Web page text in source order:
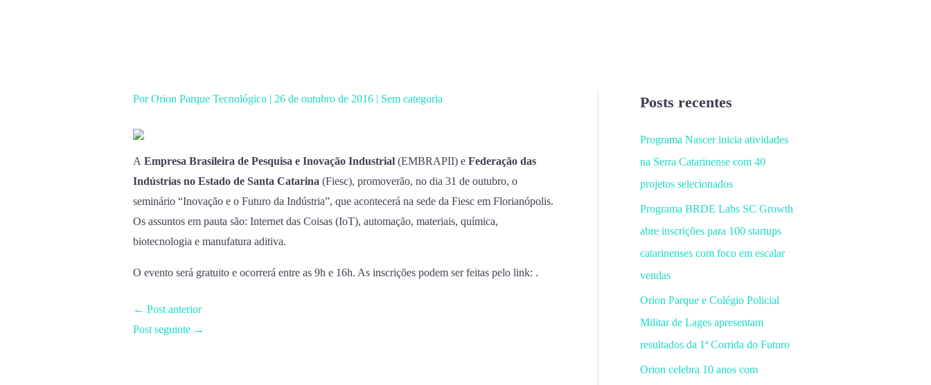
PorOrion Parque Tecnológico | 26 de outubro de 2016 | Sem categoria
A Empresa Brasileira de Pesquisa e Inovação Industrial (EMBRAPII) e Federação das
Indústrias no Estado de Santa Catarina (Fiesc), promoverão, no dia 31 de outubro, o
seminário “Inovação e o Futuro da Indústria”, que acontecerá na sede da Fiesc em Florianópolis.
Os assuntos em pauta são: Internet das Coisas (IoT), automação, materiais, química,
biotecnologia e manufatura aditiva.
O evento será gratuito e ocorrerá entre as 9h e 16h. As inscrições podem ser feitas pelo link: .
← Post anterior
Post seguinte →
Posts recentes
Programa Nascer inicia atividades
na Serra Catarinense com 40
projetos selecionados
Programa BRDE Labs SC Growth
abre inscrições para 100 startups
catarinenses com foco em escalar
vendas
Orion Parque e Colégio Policial
Militar de Lages apresentam
resultados da 1ª Corrida do Futuro
Orion celebra 10 anos com